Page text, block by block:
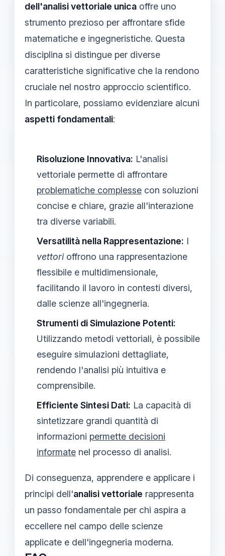
dell'analisi vettoriale unica offre uno
strumento prezioso per affrontare sfide
matematiche e ingegneristiche. Questa
disciplina si distingue per diverse
caratteristiche significative che la rendono
cruciale nel nostro approccio scientifico.
In particolare, possiamo evidenziare alcuni
aspetti fondamentali:
Risoluzione Innovativa: L'analisi
vettoriale permette di affrontare
problematiche complesse con soluzioni
concise e chiare, grazie all'interazione
tra diverse variabili.
Versatilità nella Rappresentazione: I
vettorioffrono una rappresentazione
flessibile e multidimensionale,
facilitando il lavoro in contesti diversi,
dalle scienze all'ingegneria.
Strumenti di Simulazione Potenti:
Utilizzando metodi vettoriali, è possibile
eseguire simulazioni dettagliate,
rendendo l'analisi più intuitiva e
comprensibile.
Efficiente Sintesi Dati: La capacità di
sintetizzare grandi quantità di
informazioni permette decisioni
informate nel processo di analisi.
Di conseguenza, apprendere e applicare i
principi dell'analisi vettoriale rappresenta
un passo fondamentale per chi aspira a
eccellere nel campo delle scienze
applicate e dell'ingegneria moderna.